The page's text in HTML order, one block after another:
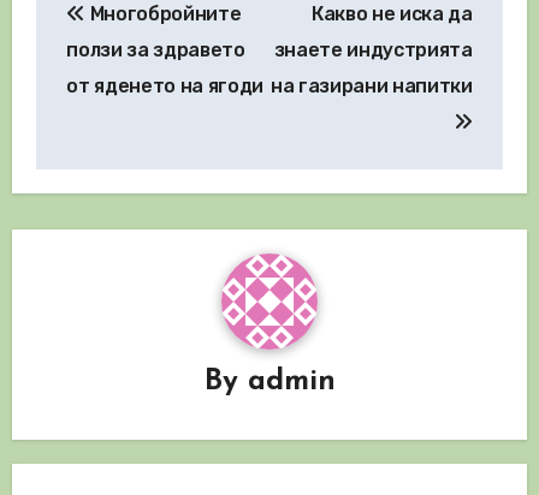
Многобройните
ползи за здравето
от яденето на ягоди
Какво не иска да
знаете индустрията
на газирани напитки
By admin